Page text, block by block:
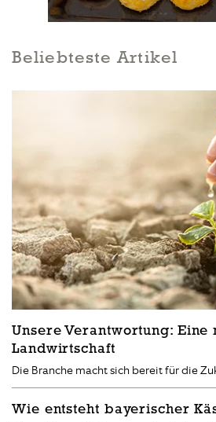
Beliebteste Artikel
Unsere Verantwortung: Eine
Landwirtschaft
Die Branche macht sich bereit für die
Wie entsteht bayerischer